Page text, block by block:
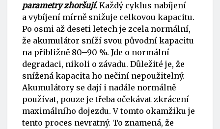
parametry zhoršují. Každý cyklus nabíjení
a vybíjení mírně snižuje celkovou kapacitu.
Po osmi až deseti letech je zcela normální,
že akumulátor sníží svou původní kapacitu
na přibližně 80–90 %. Jde o normální
degradaci, nikoli o závadu. Důležité je, že
snížená kapacita ho nečiní nepoužitelný.
Akumulátory se dají i nadále normálně
používat, pouze je třeba očekávat zkrácení
maximálního dojezdu. V tomto okamžiku je
tento proces nevratný. To znamená, že